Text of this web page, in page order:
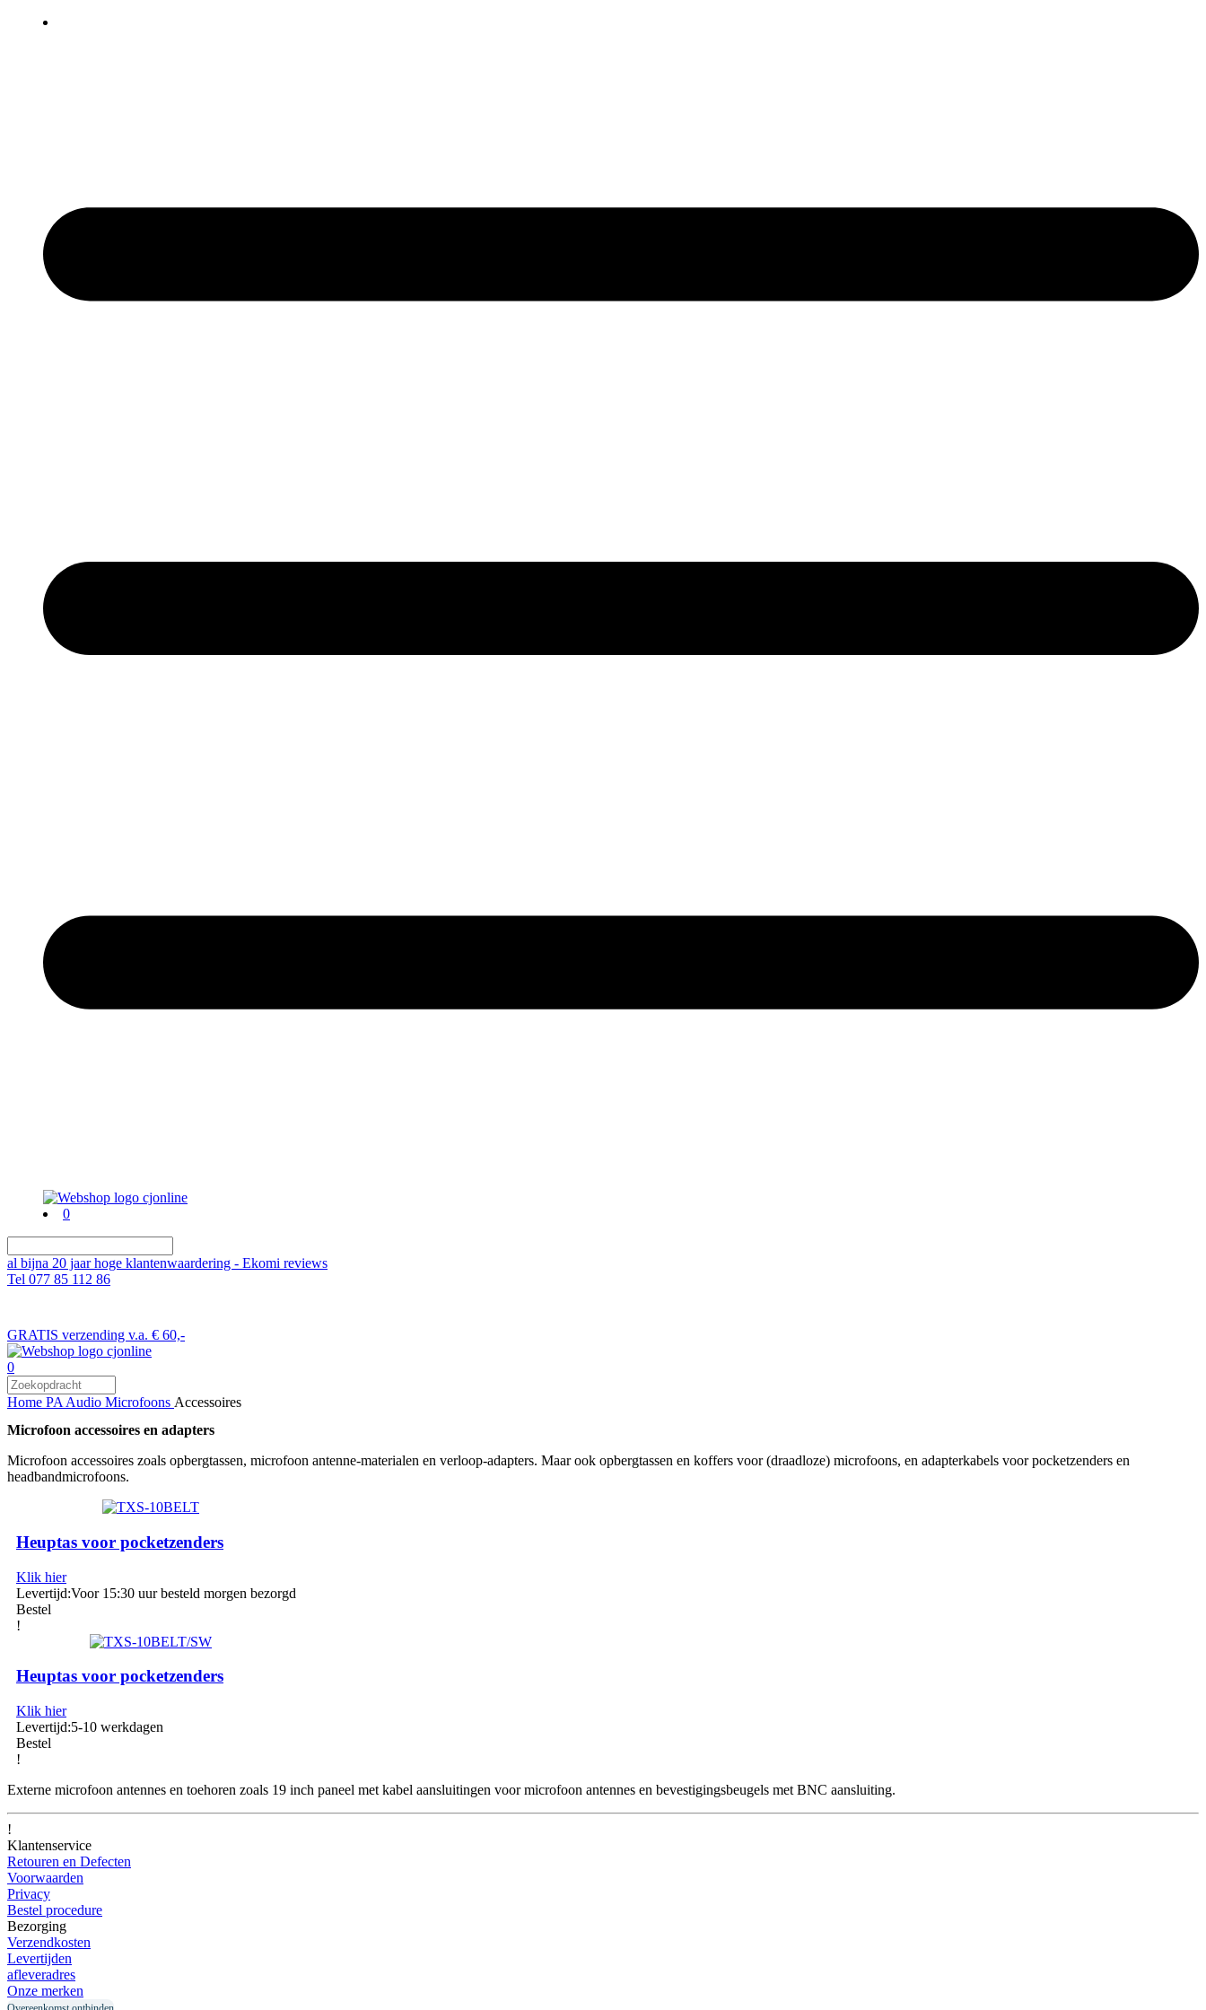
0
al bijna 20 jaar hoge klantenwaardering - Ekomi reviews
Tel 077 85 112 86
GRATIS verzending v.a. € 60,-
0
Home PA Audio Microfoons Accessoires
Microfoon accessoires en adapters
Microfoon accessoires zoals opbergtassen, microfoon antenne-materialen en verloop-adapters. Maar ook opbergtassen en koffers voor (draadloze) microfoons, en adapterkabels voor pocketzenders en
headbandmicrofoons.
Heuptas voor pocketzenders
Klik hier
Levertijd:Voor 15:30 uur besteld morgen bezorgd
Bestel
!
Heuptas voor pocketzenders
Klik hier
Levertijd:5-10 werkdagen
Bestel
!
Externe microfoon antennes en toehoren zoals 19 inch paneel met kabel aansluitingen voor microfoon antennes en bevestigingsbeugels met BNC aansluiting.
!
Klantenservice
Retouren en Defecten
Voorwaarden
Privacy
Bestel procedure
Bezorging
Verzendkosten
Levertijden
afleveradres
Onze merken